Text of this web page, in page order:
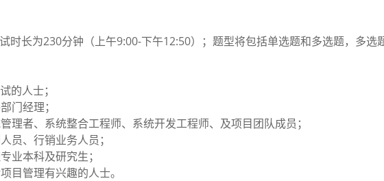
时长为230分钟（上午9:00-下午12:50）；题型将包括单选题和多选题，多选
的人士；
门经理；
理者、系统整合工程师、系统开发工程师、及项目团队成员；
员、行销业务人员；
业本科及研究生；
目管理有兴趣的人士。